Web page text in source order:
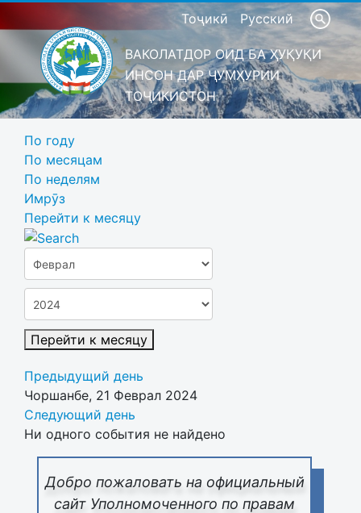
Тоҷикӣ Русский
ВАКОЛАТДОР ОИД БА ҲУҚУҚИ
ИНСОН ДАР ҶУМҲУРИИ
ТОҶИКИСТОН
Добро пожаловать на официальный
сайт Уполномоченного по правам
По году
По месяцам
По неделям
Имрӯз
Перейти к месяцу
Перейти к месяцу
Предыдущий день
Чоршанбе, 21 Феврал 2024
Следующий день
Ни одного события не найдено